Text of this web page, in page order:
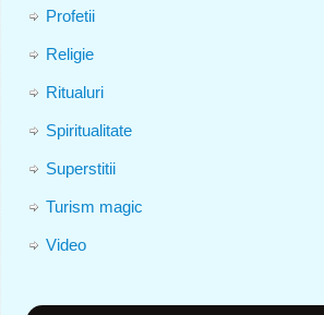
Profetii
Religie
Ritualuri
Spiritualitate
Superstitii
Turism magic
Video